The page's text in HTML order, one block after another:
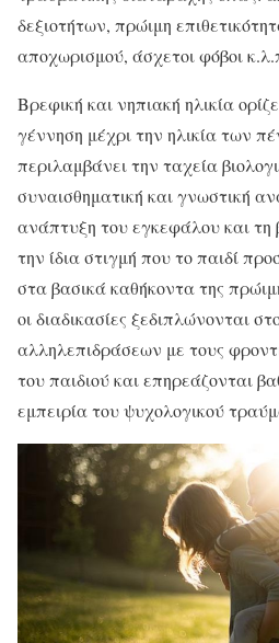
δεξιοτήτων, πρώιμη
αποχωρισμού, άσχετοι φόβοι
Βρεφική και νηπιακή ηλικία
γέννηση μέχρι την ηλικία των
περιλαμβάνει την ταχεία
συναισθηματική και γνωστική
ανάπτυξη του εγκεφάλου και τη
την ίδια στιγμή που το παιδί
στα βασικά καθήκοντα της
οι διαδικασίες ξεδιπλώνονται
αλληλεπιδράσεων με τους
του παιδιού και επηρεάζονται
εμπειρία του ψυχολογικού